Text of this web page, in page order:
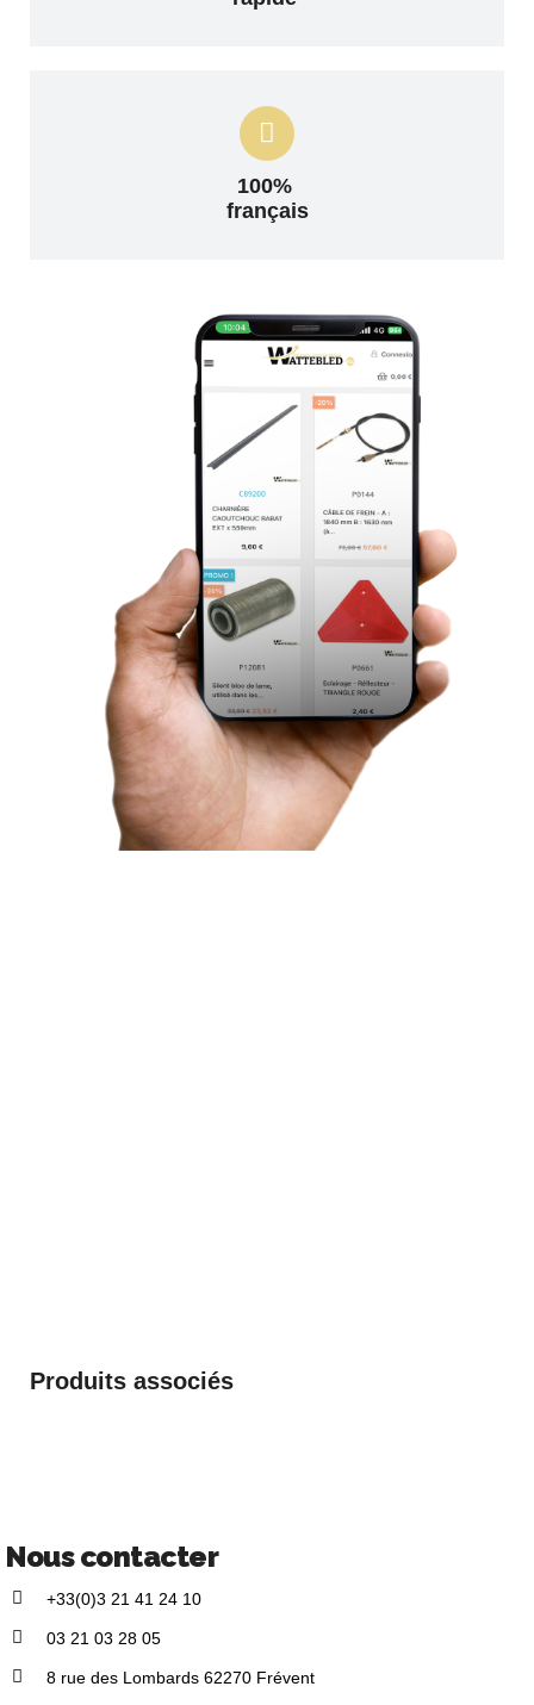
100%
français
Produits associés
Nous contacter
+33(0)3 21 41 24 10
03 21 03 28 05
8 rue des Lombards 62270 Frévent